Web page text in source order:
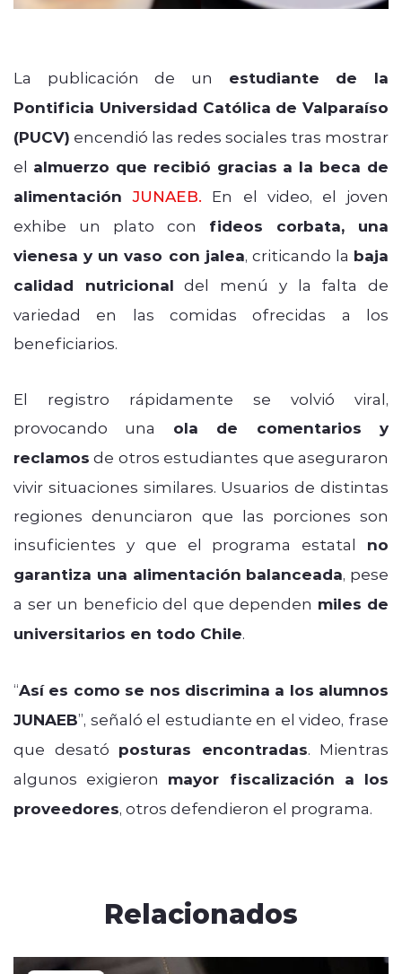
La publicación de un estudiante de la
Pontificia Universidad Católica de Valparaíso
(PUCV) encendió las redes sociales tras mostrar
el almuerzo que recibió gracias a la beca de
alimentaciónJUNAEB. En el video, el joven
exhibe un plato con fideos corbata, una
vienesa y un vaso con jalea, criticando la baja
calidad nutricional del menú y la falta de
variedad en las comidas ofrecidas a los
beneficiarios.
El registro rápidamente se volvió viral,
provocando una ola de comentarios y
reclamos de otros estudiantes que aseguraron
vivir situaciones similares. Usuarios de distintas
regiones denunciaron que las porciones son
insuficientes y que el programa estatal no
garantiza una alimentación balanceada, pese
a ser un beneficio del que dependen miles de
universitarios en todo Chile.
“Así es como se nos discrimina a los alumnos
JUNAEB”, señaló el estudiante en el video, frase
que desató posturas encontradas. Mientras
algunos exigieron mayor fiscalización a los
proveedores, otros defendieron el programa.
Relacionados